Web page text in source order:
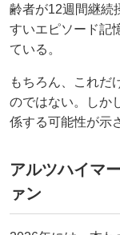
齢者が12週間継続
すいエピソード記
ている。
もちろん、これだ
のではない。しか
係する可能性が示
アルツハイマ
ァン